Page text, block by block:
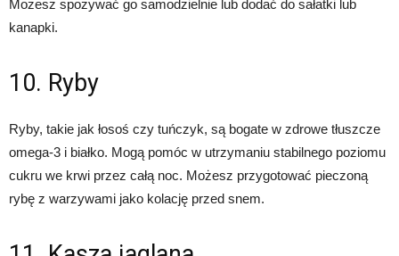
Możesz spożywać go samodzielnie lub dodać do sałatki lub
kanapki.
10. Ryby
Ryby, takie jak łosoś czy tuńczyk, są bogate w zdrowe tłuszcze
omega-3 i białko. Mogą pomóc w utrzymaniu stabilnego poziomu
cukru we krwi przez całą noc. Możesz przygotować pieczoną
rybę z warzywami jako kolację przed snem.